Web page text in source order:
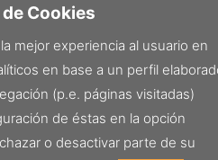
Cookies
mejor experiencia al usuario en
en base a un perfil
(p.e. páginas visitadas)
de éstas en la opción
o desactivar parte de su